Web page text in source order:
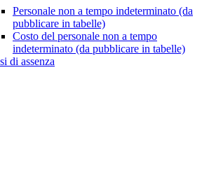
Personale non a tempo indeterminato (da
pubblicare in tabelle)
Costo del personale non a tempo
indeterminato (da pubblicare in tabelle)
di assenza